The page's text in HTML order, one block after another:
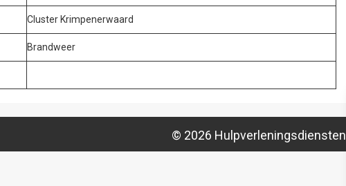
Cluster Krimpenerwaard
Brandweer
© 2026 Hulpverleningsdiensten